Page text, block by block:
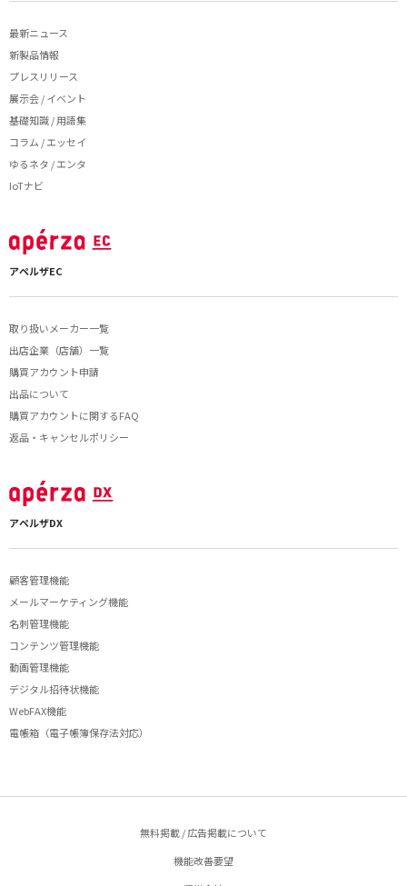
最新ニュース
新製品情報
プレスリリース
展示会 / イベント
基礎知識 / 用語集
コラム / エッセイ
ゆるネタ / エンタ
IoTナビ
アペルザEC
取り扱いメーカー一覧
出店企業（店舗）一覧
購買アカウント申請
出品について
購買アカウントに関するFAQ
返品・キャンセルポリシー
アペルザDX
顧客管理機能
メールマーケティング機能
名刺管理機能
コンテンツ管理機能
動画管理機能
デジタル招待状機能
WebFAX機能
電帳箱（電子帳簿保存法対応）
無料掲載 / 広告掲載について
機能改善要望